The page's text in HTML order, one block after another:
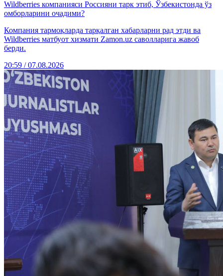
Wildberries компанияси Россияни тарк этиб, Ўзбекистонда ўз
омборларини очадими?
Компания тармоқларда тарқалган хабарларни рад этди ва
Wildberries матбуот хизмати Zamon.uz саволларига жавоб
берди.
20:59 / 07.08.2026